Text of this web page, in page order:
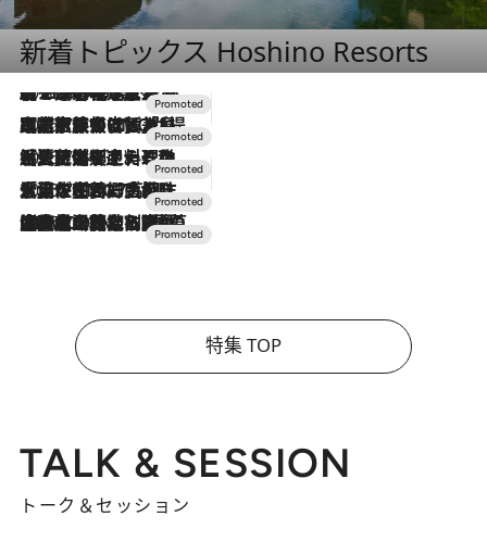
新着トピックス Hoshino Resorts
2026.8.7
【トンボの足水浴】ヒノキの香りに包まれて涼感マックス！約13℃の湧水かけ流しを避暑地「星野温泉 トンボの湯」で体験
2026.7.31
【ホテル帰省】という選択肢をOMOが提案。家族とほどよい距離を保つには「昼は実家、夜は気兼ねなくホテルで！」
2026.7.24
【夏限定ディナーコース】旬を迎える稚鮎や花ズッキーニなどをイタリア・トスカーナの郷土料理の手法で満喫！
2026.7.17
「土佐和ハーブかき氷」がOMO7高知に登場！生姜、山椒、大葉など目にも舌にも涼を呼ぶ郷土の味
2026.7.10
NEW OPEN！【界 草津】名湯の地に誕生。趣の異なる2種の温泉と上州ならではの会席・蕎麦割烹など美食を味わう究極の癒やし旅
特集 TOP
TALK & SESSION
トーク＆セッション